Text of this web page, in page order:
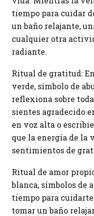
tiempo para cuidar
un baño relajante,
cualquier otra
radiante.
Ritual de gratitud:
verde, símbolo de
reflexiona sobre
sientes agradecido
en voz alta o
que la energía de la
sentimientos de
Ritual de amor
blanca, símbolos de
tiempo para
tomar un baño